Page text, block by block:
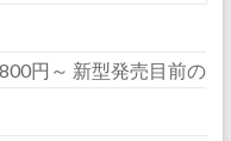
円～ 新型発売目前の